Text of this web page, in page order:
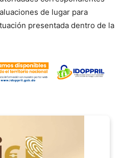
de lugar para
presentada dentro de la